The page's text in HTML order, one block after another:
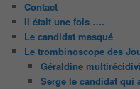
Contact
Il était une fois ….
Le candidat masqué
Le trombinoscope des
Géraldine
Serge le candidat qui